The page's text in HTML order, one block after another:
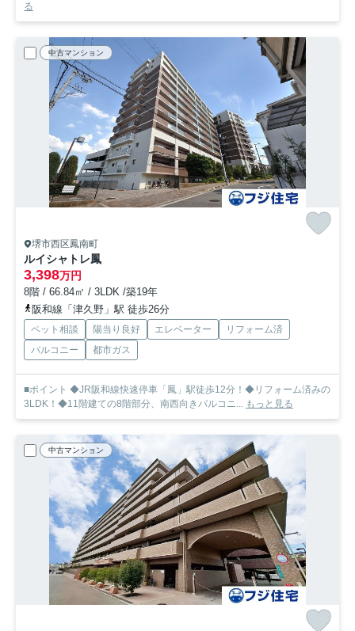
る
中古マンション
堺市西区鳳南町
ルイシャトレ鳳
3,398万円
8階 / 66.84㎡ / 3LDK /築19年
阪和線「津久野」駅 徒歩26分
ペット相談 陽当り良好 エレベーター
リフォーム済
バルコニー
都市ガス
■ポイント ◆JR阪和線快速停車「鳳」駅徒歩12分！◆リフォーム済みの
3LDK！◆11階建ての8階部分、南西向きバルコニ... もっと見る
中古マンション